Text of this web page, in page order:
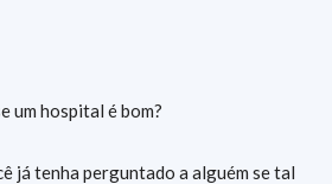
um hospital é bom?
já tenha perguntado a alguém se tal